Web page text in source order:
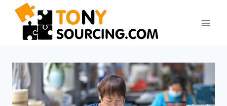
Aller
contenu